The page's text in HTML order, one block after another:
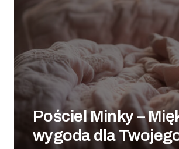
Pościel Minky –
wygoda dla